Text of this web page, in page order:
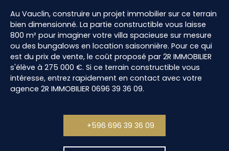
Au Vauclin, construire un projet immobilier sur ce terrain
bien dimensionné. La partie constructible vous laisse
800 m² pour imaginer votre villa spacieuse sur mesure
ou des bungalows en location saisonnière. Pour ce qui
est du prix de vente, le coût proposé par 2R IMMOBILIER
s'élève à 275 000 €. Si ce terrain constructible vous
intéresse, entrez rapidement en contact avec votre
agence 2R IMMOBILIER 0696 39 36 09.
+596 696 39 36 09